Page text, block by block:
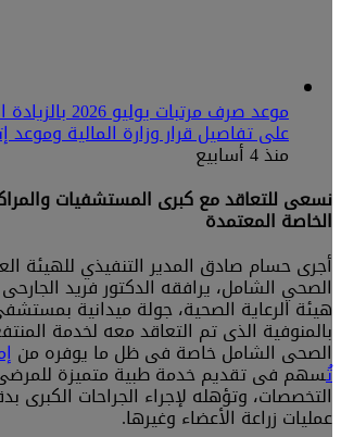
موعد صرف مرتبات
على تفاصيل قرار وزارة المالية وموعد
منذ 4 أسابيع
نسعى للتعاقد مع كبرى المستشفيات
الخاصة المعتمدة
أجرى حسام صادق المدير التنفيذي للهيئة
الصحي الشامل، يرافقه الدكتور فريد
هيئة الرعاية الصحية، جولة ميدانية
بالمنوفية الذى تم التعاقد معه لخدمة
الصحى الشامل خاصة فى ظل ما يوفره من
تُسهم فى تقديم خدمة طبية متميزة
التخصصات، وتؤهله لإجراء الجراحات الكبرى
عمليات زراعة الأعضاء وغيرها.